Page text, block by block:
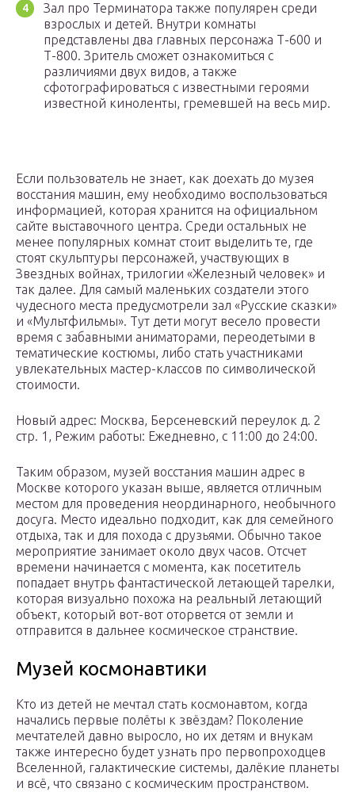
Зал про Терминатора также популярен среди
взрослых и детей. Внутри комнаты
представлены два главных персонажа Т-600 и
Т-800. Зритель сможет ознакомиться с
различиями двух видов, а также
сфотографироваться с известными героями
известной киноленты, гремевшей на весь мир.
Если пользователь не знает, как доехать до музея
восстания машин, ему необходимо воспользоваться
информацией, которая хранится на официальном
сайте выставочного центра. Среди остальных не
менее популярных комнат стоит выделить те, где
стоят скульптуры персонажей, участвующих в
Звездных войнах, трилогии «Железный человек» и
так далее. Для самый маленьких создатели этого
чудесного места предусмотрели зал «Русские сказки»
и «Мультфильмы». Тут дети могут весело провести
время с забавными аниматорами, переодетыми в
тематические костюмы, либо стать участниками
увлекательных мастер-классов по символической
стоимости.
Новый адрес: Москва, Берсеневский переулок д. 2
стр. 1, Режим работы: Ежедневно, с 11:00 до 24:00.
Таким образом, музей восстания машин адрес в
Москве которого указан выше, является отличным
местом для проведения неординарного, необычного
досуга. Место идеально подходит, как для семейного
отдыха, так и для похода с друзьями. Обычно такое
мероприятие занимает около двух часов. Отсчет
времени начинается с момента, как посетитель
попадает внутрь фантастической летающей тарелки,
которая визуально похожа на реальный летающий
объект, который вот-вот оторвется от земли и
отправится в дальнее космическое странствие.
Музей космонавтики
Кто из детей не мечтал стать космонавтом, когда
начались первые полёты к звёздам? Поколение
мечтателей давно выросло, но их детям и внукам
также интересно будет узнать про первопроходцев
Вселенной, галактические системы, далёкие планеты
и всё, что связано с космическим пространством.